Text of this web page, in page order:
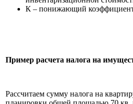
К – понижающий
Пример расчета налога на
Рассчитаем сумму налога на